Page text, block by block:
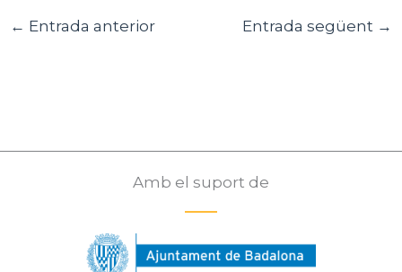
← Entrada anterior Entrada següent →
Amb el suport de